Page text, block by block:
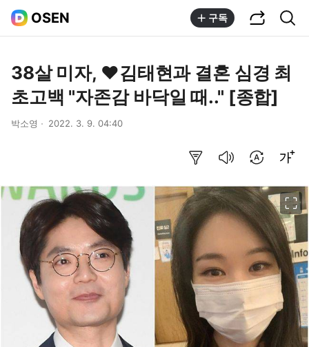
OSEN 구독
38살 미자, ♥김태현과 결혼 심경 최
초고백 "자존감 바닥일 때.." [종합]
박소영 2022. 3. 9. 04:40